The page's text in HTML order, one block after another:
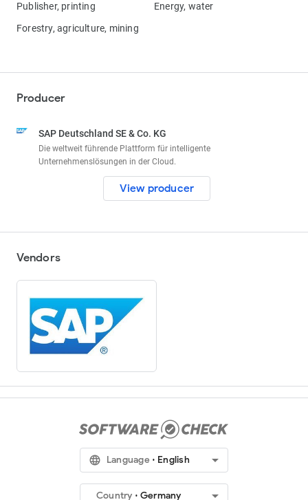
Publisher, printing
Energy, water
Forestry, agriculture, mining
Producer
SAP Deutschland SE & Co. KG
Die weltweit führende Plattform für intelligente
Unternehmenslösungen in der Cloud.
View producer
Vendors
language Language English arrow_drop_down
Country Germany arrow_drop_down